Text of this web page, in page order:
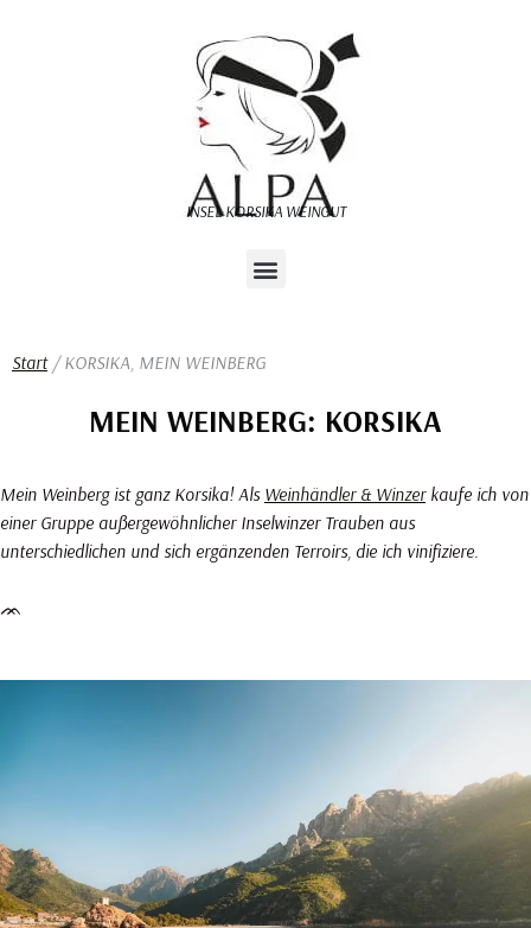
INSEL KORSIKA WEINGUT
Start/ KORSIKA, MEIN WEINBERG
MEIN WEINBERG: KORSIKA
Mein Weinberg ist ganz Korsika! Als Weinhändler & Winzerkaufe ich von
einer Gruppe außergewöhnlicher Inselwinzer Trauben aus
unterschiedlichen und sich ergänzenden Terroirs, die ich vinifiziere.
ᨏ